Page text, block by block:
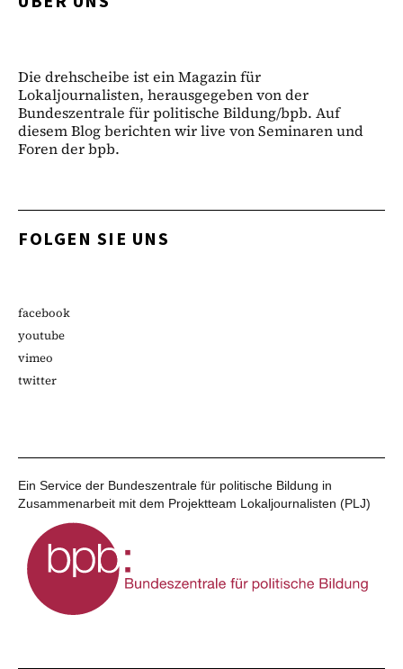
Die drehscheibe ist ein Magazin für
Lokaljournalisten, herausgegeben von der
Bundeszentrale für politische Bildung/bpb. Auf
diesem Blog berichten wir live von Seminaren und
Foren der bpb.
FOLGEN SIE UNS
facebook
youtube
vimeo
twitter
Ein Service der Bundeszentrale für politische Bildung in
Zusammenarbeit mit dem Projektteam Lokaljournalisten (PLJ)